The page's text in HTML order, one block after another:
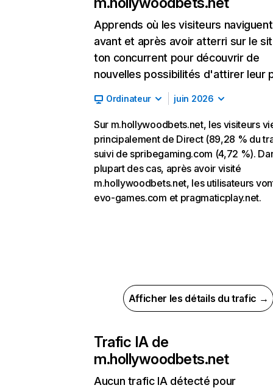
Apprends où les visiteurs naviguent
avant et après avoir atterri sur le
ton concurrent pour découvrir de
nouvelles possibilités d'attirer leur
Ordinateur juin 2026
Sur m.hollywoodbets.net, les visiteurs
principalement de Direct (89,28 % du
suivi de spribegaming.com (4,72 %).
plupart des cas, après avoir visité
m.hollywoodbets.net, les utilisateurs
evo-games.com et pragmaticplay.net.
Afficher les détails du trafic →
Trafic IA de
m.hollywoodbets.net
Aucun trafic IA détecté pour